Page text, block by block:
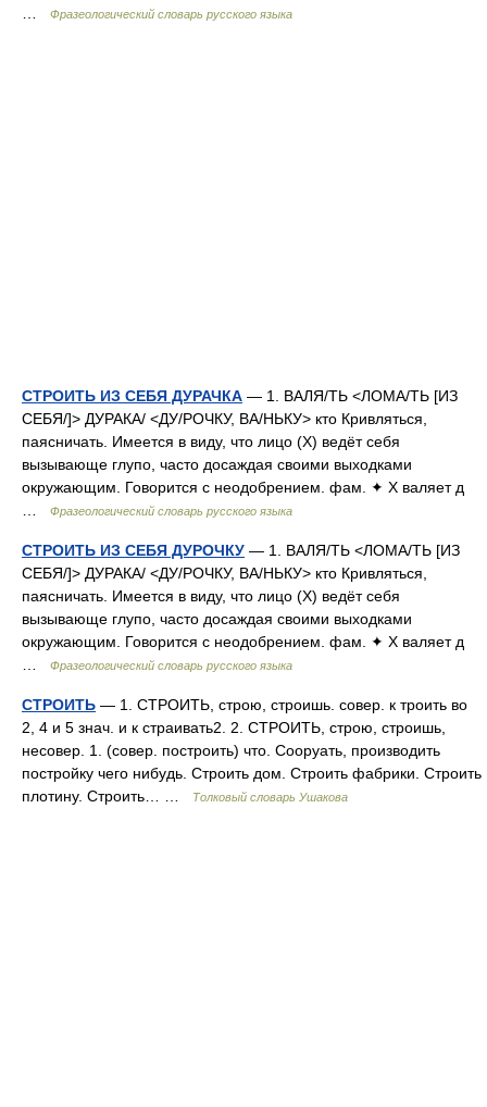
Фразеологический словарь русского языка
СТРОИТЬ ИЗ СЕБЯ ДУРАЧКА — 1. ВАЛЯ/ТЬ <ЛОМА/ТЬ [ИЗ
СЕБЯ/]> ДУРАКА/ <ДУ/РОЧКУ, ВА/НЬКУ> кто Кривляться,
паясничать. Имеется в виду, что лицо (Х) ведёт себя
вызывающе глупо, часто досаждая своими выходками
окружающим. Говорится с неодобрением. фам. ✦ Х валяет д
Фразеологический словарь русского языка
СТРОИТЬ ИЗ СЕБЯ ДУРОЧКУ — 1. ВАЛЯ/ТЬ <ЛОМА/ТЬ [ИЗ
СЕБЯ/]> ДУРАКА/ <ДУ/РОЧКУ, ВА/НЬКУ> кто Кривляться,
паясничать. Имеется в виду, что лицо (Х) ведёт себя
вызывающе глупо, часто досаждая своими выходками
окружающим. Говорится с неодобрением. фам. ✦ Х валяет д
Фразеологический словарь русского языка
СТРОИТЬ — 1. СТРОИТЬ, строю, строишь. совер. к троить во
2, 4 и 5 знач. и к страивать2. 2. СТРОИТЬ, строю, строишь,
несовер. 1. (совер. построить) что. Сооруать, производить
постройку чего нибудь. Строить дом. Строить фабрики. Строить
плотину. Строить… …
Толковый словарь Ушакова